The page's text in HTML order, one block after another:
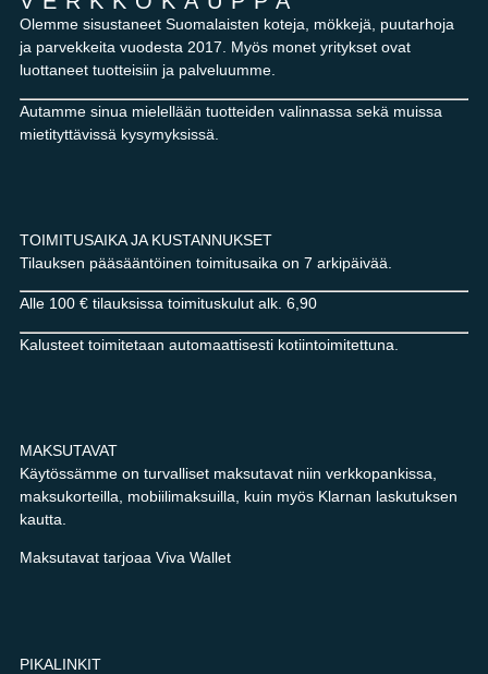
Olemme sisustaneet Suomalaisten koteja, mökkejä, puutarhoja
ja parvekkeita vuodesta 2017. Myös monet yritykset ovat
luottaneet tuotteisiin ja palveluumme.
Autamme sinua mielellään tuotteiden valinnassa sekä muissa
mietityttävissä kysymyksissä.
TOIMITUSAIKA JA KUSTANNUKSET
Tilauksen pääsääntöinen toimitusaika on 7 arkipäivää.
Alle 100 € tilauksissa toimituskulut alk. 6,90
Kalusteet toimitetaan automaattisesti kotiintoimitettuna.
MAKSUTAVAT
Käytössämme on turvalliset maksutavat niin verkkopankissa,
maksukorteilla, mobiilimaksuilla, kuin myös Klarnan laskutuksen
kautta.
Maksutavat tarjoaa Viva Wallet
PIKALINKIT